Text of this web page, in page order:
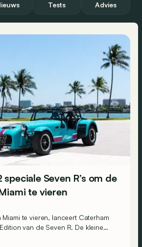
Tests Advies
Seven R’s om de
te vieren
Miami te vieren, lanceert Caterham
van de Seven R. De kleine